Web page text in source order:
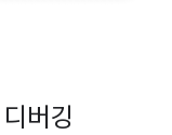
버깅